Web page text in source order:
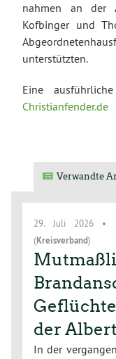
nahmen an der
Kofbinger und
unterstützten.
Eine
Christianfender.de
Verwandte
29. Juli 2026 •
(Kreisverband)
der
In der